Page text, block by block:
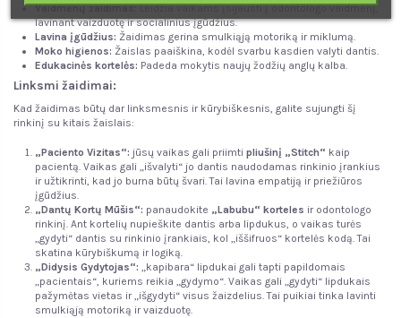
Vaidmenų žaidimas:Leidžia vaikams įsijausti į odontologo vaidmenį,
lavinant vaizduotę ir socialinius įgūdžius.
Lavina įgūdžius: Žaidimas gerina smulkiąją motoriką ir miklumą.
Moko higienos: Žaislas paaiškina, kodėl svarbu kasdien valyti dantis.
Edukacinės kortelės: Padeda mokytis naujų žodžių anglų kalba.
Linksmi žaidimai:
Kad žaidimas būtų dar linksmesnis ir kūrybiškesnis, galite sujungti šį
rinkinį su kitais žaislais:
„Paciento Vizitas“: jūsų vaikas gali priimti pliušinį „Stitch“ kaip
pacientą. Vaikas gali „išvalyti“ jo dantis naudodamas rinkinio įrankius
ir užtikrinti, kad jo burna būtų švari. Tai lavina empatiją ir priežiūros
įgūdžius.
„Dantų Kortų Mūšis“: panaudokite „Labubu“ korteles ir odontologo
rinkinį. Ant kortelių nupieškite dantis arba lipdukus, o vaikas turės
„gydyti“ dantis su rinkinio įrankiais, kol „iššifruos“ kortelės kodą. Tai
skatina kūrybiškumą ir logiką.
„Didysis Gydytojas“: „kapibara“ lipdukai gali tapti papildomais
„pacientais“, kuriems reikia „gydymo“. Vaikas gali „gydyti“ lipdukais
pažymėtas vietas ir „išgydyti“ visus žaizdelius. Tai puikiai tinka lavinti
smulkiąją motoriką ir vaizduotę.